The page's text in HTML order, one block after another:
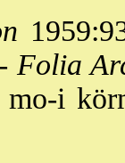
Folia
mo-i